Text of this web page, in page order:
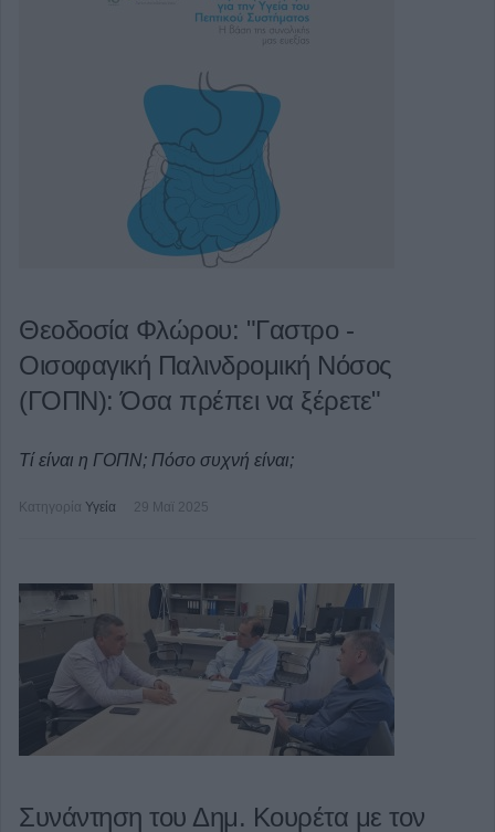
Θεοδοσία Φλώρου: "Γαστρο -
Οισοφαγική Παλινδρομική Νόσος
(ΓΟΠΝ): Όσα πρέπει να ξέρετε"
Τί είναι η ΓΟΠΝ; Πόσο συχνή είναι;
Κατηγορία Υγεία 29 Μαϊ 2025
Συνάντηση του Δημ. Κουρέτα με τον